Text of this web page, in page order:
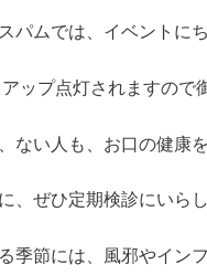
パムでは、イベントに
ップ点灯されますので
ない人も、お口の健康
、ぜひ定期検診にいらし
季節には、風邪やイン